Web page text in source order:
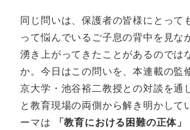
同じ問いは、保護者の皆様にとって
って悩んでいるご子息の背中を見な
湧き上がってきたことがあるのでは
か。今日はこの問いを、本連載の監
京大学・池谷裕二教授との対談を通
と教育現場の両側から解き明かして
ーマは
「教育における困難の正体」